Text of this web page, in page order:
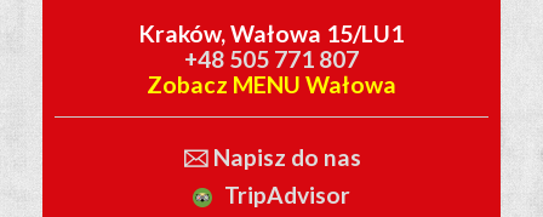
Kraków, Wałowa 15/LU1
+48 505 771 807
Zobacz MENU Wałowa
🖂 Napisz do nas
TripAdvisor